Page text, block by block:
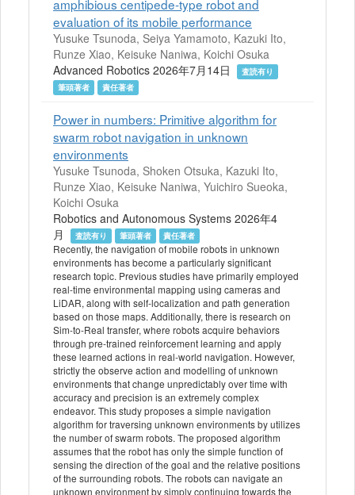
amphibious centipede-type robot and
evaluation of its mobile performance
Yusuke Tsunoda, Seiya Yamamoto, Kazuki Ito,
Runze Xiao, Keisuke Naniwa, Koichi Osuka
Advanced Robotics 2026年7月14日
査読有り
筆頭著者
責任著者
Power in numbers: Primitive algorithm for
swarm robot navigation in unknown
environments
Yusuke Tsunoda, Shoken Otsuka, Kazuki Ito,
Runze Xiao, Keisuke Naniwa, Yuichiro Sueoka,
Koichi Osuka
Robotics and Autonomous Systems 2026年4
月
査読有り 筆頭著者 責任著者
Recently, the navigation of mobile robots in unknown
environments has become a particularly significant
research topic. Previous studies have primarily employed
real-time environmental mapping using cameras and
LiDAR, along with self-localization and path generation
based on those maps. Additionally, there is research on
Sim-to-Real transfer, where robots acquire behaviors
through pre-trained reinforcement learning and apply
these learned actions in real-world navigation. However,
strictly the observe action and modelling of unknown
environments that change unpredictably over time with
accuracy and precision is an extremely complex
endeavor. This study proposes a simple navigation
algorithm for traversing unknown environments by utilizes
the number of swarm robots. The proposed algorithm
assumes that the robot has only the simple function of
sensing the direction of the goal and the relative positions
of the surrounding robots. The robots can navigate an
unknown environment by simply continuing towards the